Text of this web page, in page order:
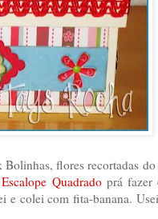
flores recortadas
Quadradoprá fazer
e colei com fita-banana.